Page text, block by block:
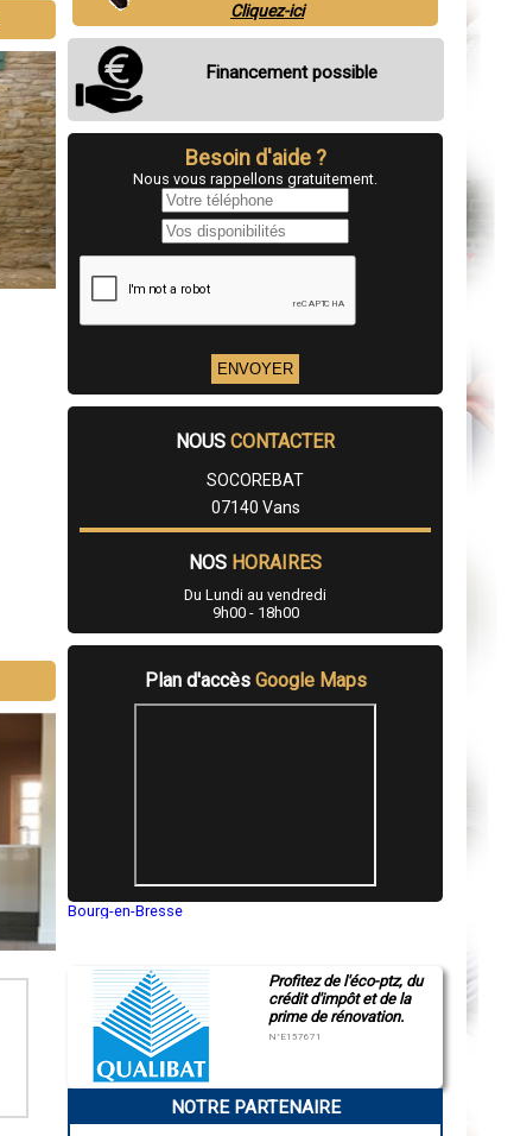
Cliquez-ici
Financement possible
Besoin d'aide ?
Nous vous rappellons gratuitement.
NOUS CONTACTER
SOCOREBAT
07140 Vans
NOS HORAIRES
Du Lundi au vendredi
9h00 - 18h00
Plan d'accès Google Maps
Bourg-en-Bresse
Gap
Nice
Annonay
Charleville-Mézières
Troyes
Narbonne
Marseille
Profitez de l'éco-ptz, du
crédit d'impôt et de la
prime de rénovation.
N°E157671
NOTRE PARTENAIRE